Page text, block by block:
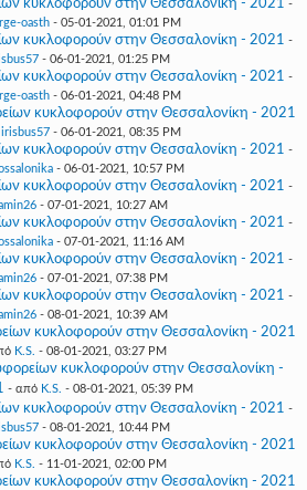
κυκλοφορούν στην Θεσσαλονίκη - 2021 -
oasth- 05-01-2021, 01:01 PM
κυκλοφορούν στην Θεσσαλονίκη - 2021 -
- 06-01-2021, 01:25 PM
κυκλοφορούν στην Θεσσαλονίκη - 2021 -
oasth- 06-01-2021, 04:48 PM
κυκλοφορούν στην Θεσσαλονίκη - 2021
irisbus57- 06-01-2021, 08:35 PM
κυκλοφορούν στην Θεσσαλονίκη - 2021 -
- 06-01-2021, 10:57 PM
κυκλοφορούν στην Θεσσαλονίκη - 2021 -
- 07-01-2021, 10:27 AM
κυκλοφορούν στην Θεσσαλονίκη - 2021 -
- 07-01-2021, 11:16 AM
κυκλοφορούν στην Θεσσαλονίκη - 2021 -
- 07-01-2021, 07:38 PM
κυκλοφορούν στην Θεσσαλονίκη - 2021 -
- 08-01-2021, 10:39 AM
κυκλοφορούν στην Θεσσαλονίκη - 2021
K.S. - 08-01-2021, 03:27 PM
κυκλοφορούν στην Θεσσαλονίκη -
- από K.S. - 08-01-2021, 05:39 PM
κυκλοφορούν στην Θεσσαλονίκη - 2021 -
- 08-01-2021, 10:44 PM
κυκλοφορούν στην Θεσσαλονίκη - 2021
K.S. - 11-01-2021, 02:00 PM
κυκλοφορούν στην Θεσσαλονίκη - 2021